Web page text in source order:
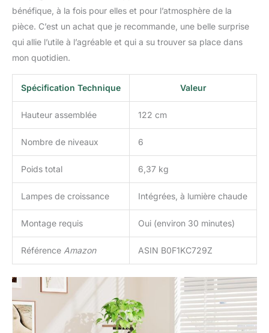
bénéfique, à la fois pour elles et pour l’atmosphère de la
pièce. C’est un achat que je recommande, une belle surprise
qui allie l’utile à l’agréable et qui a su trouver sa place dans
mon quotidien.
Spécification Technique Valeur
Hauteur assemblée 122 cm
Nombre de niveaux 6
Poids total 6,37 kg
Lampes de croissance Intégrées, à lumière chaude
Montage requis Oui (environ 30 minutes)
Référence Amazon ASIN B0F1KC729Z